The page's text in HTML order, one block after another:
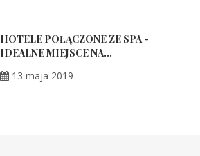
HOTELE POŁĄCZONE ZE SPA -
IDEALNE MIEJSCE NA...
13 maja 2019